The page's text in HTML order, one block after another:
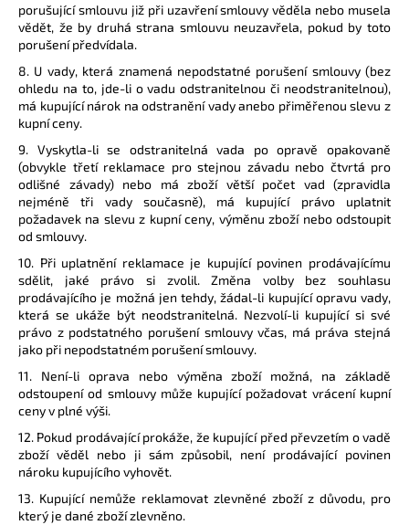
porušující smlouvu již při uzavření smlouvy věděla nebo musela
vědět, že by druhá strana smlouvu neuzavřela, pokud by toto
porušení předvídala.
8. U vady, která znamená nepodstatné porušení smlouvy (bez
ohledu na to, jde-li o vadu odstranitelnou či neodstranitelnou),
má kupující nárok na odstranění vady anebo přiměřenou slevu z
kupní ceny.
9. Vyskytla-li se odstranitelná vada po opravě opakovaně
(obvykle třetí reklamace pro stejnou závadu nebo čtvrtá pro
odlišné závady) nebo má zboží větší počet vad (zpravidla
nejméně tři vady současně), má kupující právo uplatnit
požadavek na slevu z kupní ceny, výměnu zboží nebo odstoupit
od smlouvy.
10. Při uplatnění reklamace je kupující povinen prodávajícímu
sdělit, jaké právo si zvolil. Změna volby bez souhlasu
prodávajícího je možná jen tehdy, žádal-li kupující opravu vady,
která se ukáže být neodstranitelná. Nezvolí-li kupující si své
právo z podstatného porušení smlouvy včas, má práva stejná
jako při nepodstatném porušení smlouvy.
11. Není-li oprava nebo výměna zboží možná, na základě
odstoupení od smlouvy může kupující požadovat vrácení kupní
ceny v plné výši.
12. Pokud prodávající prokáže, že kupující před převzetím o vadě
zboží věděl nebo ji sám způsobil, není prodávající povinen
nároku kupujícího vyhovět.
13. Kupující nemůže reklamovat zlevněné zboží z důvodu, pro
který je dané zboží zlevněno.